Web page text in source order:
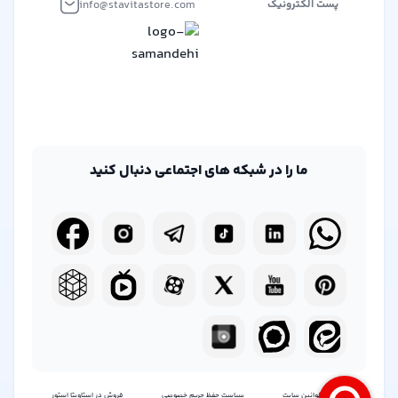
پست الکترونیک
info@stavitastore.com
ما را در شبکه های اجتماعی دنبال کنید
شرایط و قوانین سایت سیاست حفظ حریم خصوصی فروش در استاویتا استور